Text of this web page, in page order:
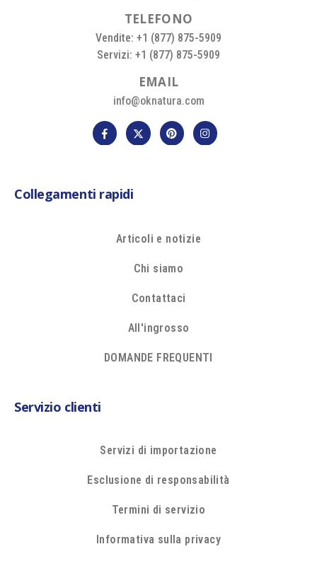
TELEFONO
Vendite: +1 (877) 875-5909
Servizi: +1 (877) 875-5909
EMAIL
info@oknatura.com
Collegamenti rapidi
Articoli e notizie
Chi siamo
Contattaci
All'ingrosso
DOMANDE FREQUENTI
Servizio clienti
Servizi di importazione
Esclusione di responsabilità
Termini di servizio
Informativa sulla privacy